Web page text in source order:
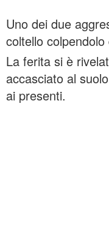
Uno dei due
coltello
La ferita si è
accasciato al
ai presenti.